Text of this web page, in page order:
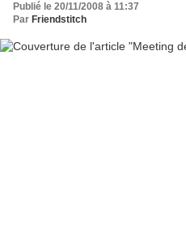
Publié le 20/11/2008 à 11:37
Par Friendstitch